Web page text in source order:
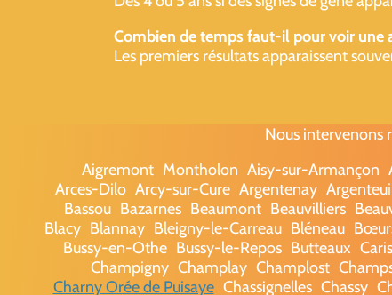
Combien de temps faut-il pour voir une
Les premiers résultats apparaissent
Nous intervenons
Aigremont Montholon Aisy-sur-Armançon
Arces-Dilo Arcy-sur-Cure Argentenay
Bassou Bazarnes Beaumont Beauvilliers
Blacy Blannay Bleigny-le-Carreau Bléneau
Bussy-en-Othe Bussy-le-Repos Butteaux
Champigny Champlay Champlost
Charny Orée de Puisaye Chassignelles Chassy